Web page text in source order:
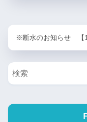
※断水のお知らせ 【